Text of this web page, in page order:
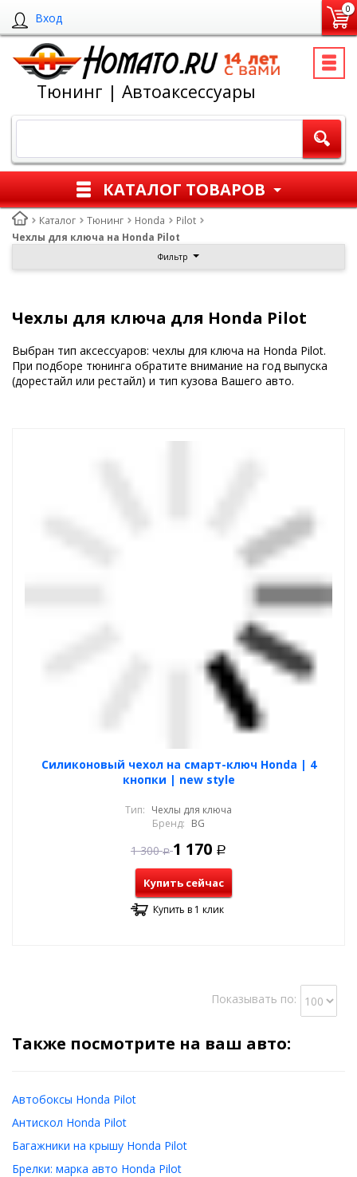
Вход
0
Тюнинг | Автоаксессуары
КАТАЛОГ ТОВАРОВ
Каталог Тюнинг Honda
Pilot
Чехлы для ключа на Honda Pilot
Фильтр
Чехлы для ключа для Honda Pilot
Выбран тип аксессуаров: чехлы для ключа на Honda Pilot.
При подборе тюнинга обратите внимание на год выпуска
(дорестайл или рестайл) и тип кузова Вашего авто.
Силиконовый чехол на смарт-ключ Honda | 4
кнопки | new style
Тип: Чехлы для ключа
Бренд: BG
1 300 Р 1 170 Р
Купить сейчас
Купить в 1 клик
Показывать по:
Также посмотрите на ваш авто:
Автобоксы Honda Pilot
Антискол Honda Pilot
Багажники на крышу Honda Pilot
Брелки: марка авто Honda Pilot